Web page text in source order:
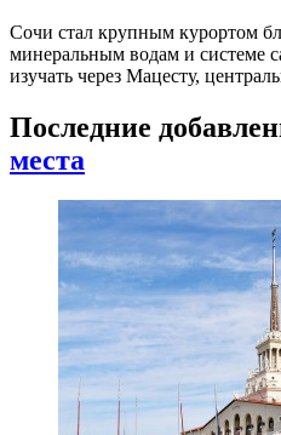
Сочи стал крупным курортом
минеральным водам и системе
изучать через Мацесту,
Последние
места